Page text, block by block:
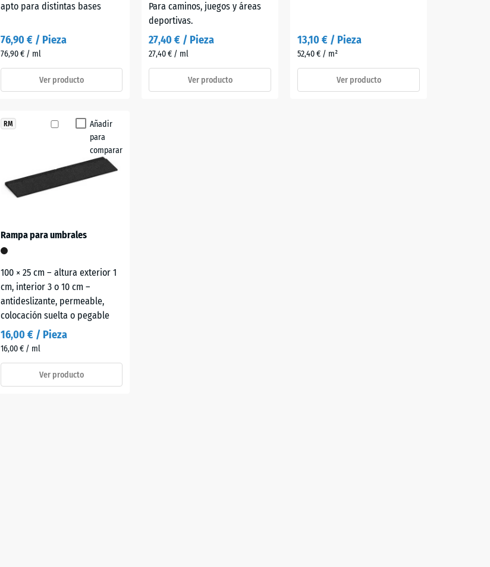
apto para distintas bases
76,90 € / Pieza
76,90 € / ml
Ver producto
Para caminos, juegos y áreas
deportivas.
27,40 € / Pieza
27,40 € / ml
Ver producto
13,10 € / Pieza
52,40 € / m²
Ver producto
Añadir
para
comparar
RM
Rampa para umbrales
100 × 25 cm – altura exterior 1
cm, interior 3 o 10 cm –
antideslizante, permeable,
colocación suelta o pegable
16,00 € / Pieza
16,00 € / ml
Ver producto